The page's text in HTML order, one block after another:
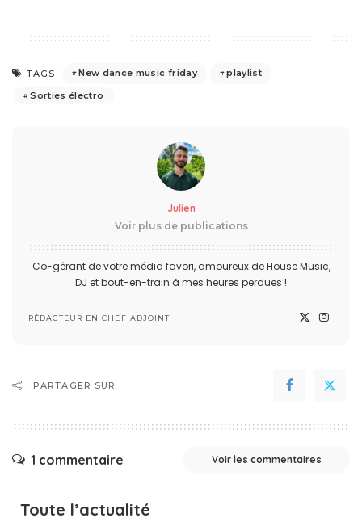
TAGS: New dance music friday
playlist
Sorties électro
Julien
Voir plus de publications
Co-gérant de votre média favori, amoureux de House Music,
DJ et bout-en-train à mes heures perdues !
RÉDACTEUR EN CHEF ADJOINT
PARTAGER SUR
1 commentaire Voir les commentaires
Toute l’actualité